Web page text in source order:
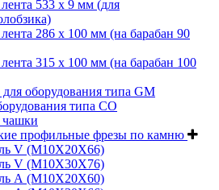
533 х 9 мм (для
286 х 100 мм (на барабан 90
315 х 100 мм (на барабан 100
оборудования типа GM
типа СО
профильные фрезы по камню
V (M10X20X66)
V (M10X30X76)
А (М10Х20Х60)